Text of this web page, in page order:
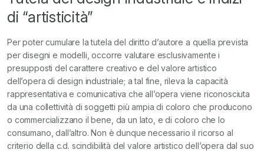
di “artisticità”
Per poter cumulare la tutela del diritto d’autore a quella prevista
per disegni e modelli, occorre valutare esclusivamente i
presupposti del carattere creativo e del valore artistico
dell’opera di design industriale; a tal fine, rileva la capacità
rappresentativa e comunicativa che all’opera viene riconosciuta
da una collettività di soggetti più ampia di coloro che producono
o commercializzano il bene, da un lato, e di coloro che lo
consumano, dall’altro.Non è dunque necessario il ricorso al
criterio della c.d. scindibilità del valore artistico dell’opera dal suo